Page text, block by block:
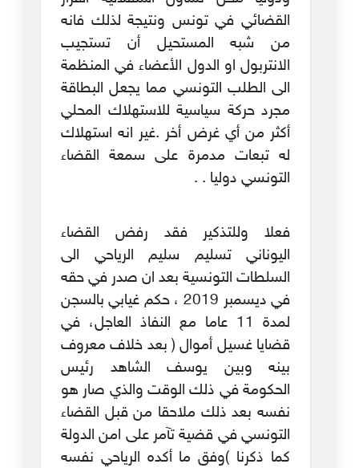
القضائي في تونس ونتيجة لذلك فانه
من شبه المستحيل أن تستجيب
الانتربول او الدول الأعضاء في المنظمة
الى الطلب التونسي مما يجعل البطاقة
مجرد حركة سياسية للاستهلاك المحلي
أكثر من أي غرض أخر .غير انه استهلاك
له تبعات مدمرة على سمعة القضاء
التونسي دوليا . .
فعلا وللتذكير فقد رفض القضاء
اليوناني تسليم سليم الرياحي الى
السلطات التونسية بعد ان صدر في حقه
في ديسمبر 2019 ، حكم غيابي بالسجن
لمدة 11 عاما مع النفاذ العاجل، في
قضايا غسيل أموال ( بعد خلاف معروف
بينه وبين يوسف الشاهد رئيس
الحكومة في ذلك الوقت والذي صار هو
نفسه بعد ذلك ملاحقا من قبل القضاء
التونسي في قضية تآمر على امن الدولة
كما ذكرنا )وفق ما أكده الرياحي نفسه